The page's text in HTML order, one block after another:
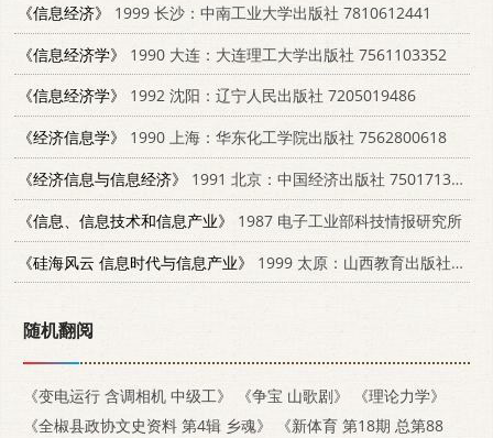
《信息经济》
1999 长沙：中南工业大学出版社 7810612441
《信息经济学》
1990 大连：大连理工大学出版社 7561103352
《信息经济学》
1992 沈阳：辽宁人民出版社 7205019486
《经济信息学》
1990 上海：华东化工学院出版社 7562800618
《经济信息与信息经济》
1991 北京：中国经济出版社 7501713464
《信息、信息技术和信息产业》
1987 电子工业部科技情报研究所
《硅海风云 信息时代与信息产业》
1999 太原：山西教育出版社 7544014118
随机翻阅
《变电运行 含调相机 中级工》 《争宝 山歌剧》
《理论力学》
《全椒县政协文史资料 第4辑 乡魂》
《新体育 第18期 总第88